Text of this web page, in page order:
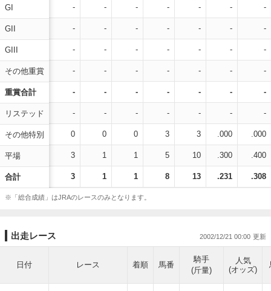
GI
GII
GIII
その他重賞
重賞合計
リステッド
その他特別
平場
合計
- - - - - - -
- - - - - - -
- - - - - - -
- - - - - - -
- - - - - - -
- - - - - - -
0 0 0 3 3 .000 .000
3 1 1 5 10 .300 .400
3 1 1 8 13 .231 .308
※「総合成績」はJRAのレースのみとなります。
出走レース 2002/12/21 00:00
日付 レース 着順 馬番
騎手
(斤量)
人気
(オッズ)